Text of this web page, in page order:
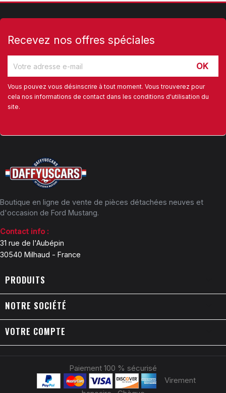
Recevez nos offres spéciales
Vous pouvez vous désinscrire à tout moment. Vous trouverez pour
cela nos informations de contact dans les conditions d'utilisation du
site.
Boutique en ligne de vente de pièces détachées neuves et
d'occasion de Ford Mustang.
Contact info :
31 rue de l'Aubépin
30540 Milhaud - France
PRODUITS
NOTRE SOCIÉTÉ
VOTRE COMPTE
Paiement 100 % sécurisé
Virement